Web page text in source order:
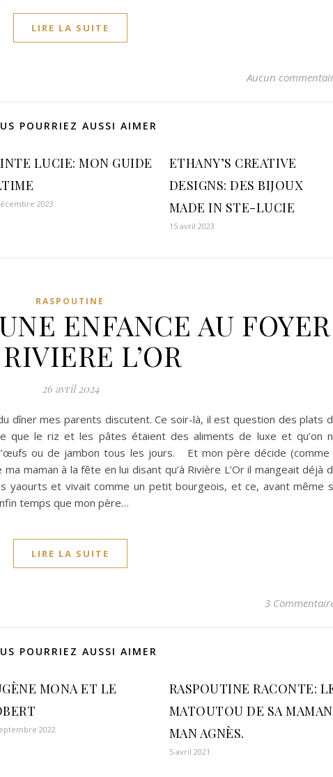
LIRE LA SUITE
Aucun
POURRIEZ AUSSI AIMER
LUCIE: MON GUIDE
2023
ETHANY’S CREATIVE
DESIGNS: DES BIJOUX
MADE IN STE-LUCIE
15 avril 2023
RASPOUTINE
ENFANCE AU FOYER
L’OR
26 avril 2024
dîner mes parents discutent. Ce soir-là, il est question des plats
que le riz et les pâtes étaient des aliments de luxe et qu’on
ou de jambon tous les jours. Et mon père décide (comme
maman à la fête en lui disant qu’à Rivière L’Or il mangeait déjà
yaourts et vivait comme un petit bourgeois, et ce, avant même
temps que mon père…
LIRE LA SUITE
3
POURRIEZ AUSSI AIMER
MONA ET LE
2022
RASPOUTINE RACONTE:
MATOUTOU DE SA
MAN AGNÈS.
5 avril 2021